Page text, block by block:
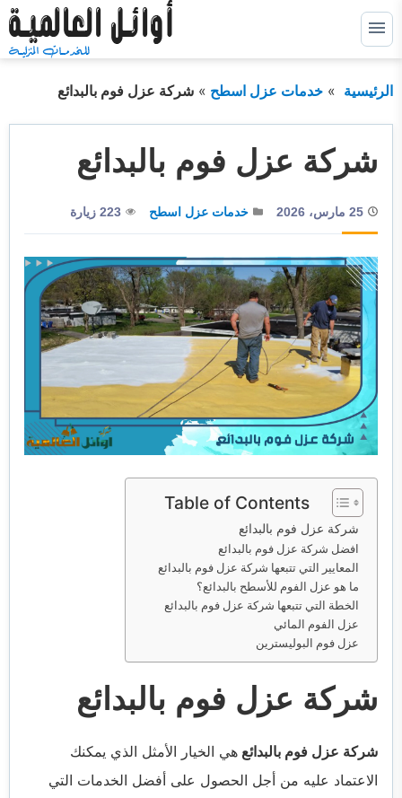
التجاوز
إلى القائمة
عن:
ابحث
خدمات كشف التسربات
القائمة
الفرعية
خدمات عزل خزانات
الفرعية
خدمات عزل اسطح
القائمة
خدمات عزل فومتوسيع
القائمة
الفرعية
خدمات الترميم
خدمات التسليك
خدمات التنظيف
خدمات مكافحة الحشرات
خدمات نقل اثاث
الرئيسية خدمات عزل اسطح شركة عزل فوم بالبدائع
شركة عزل فوم بالبدائع
25 مارس، 2026 خدمات عزل اسطح 223 زيارة
Table of Contents
شركة عزل فوم بالبدائع
افضل شركة عزل فوم بالبدائع
المعايير التي تتبعها شركة عزل فوم بالبدائع
ما هو عزل الفوم للأسطح بالبدائع؟
الخطة التي تتبعها شركة عزل فوم بالبدائع
عزل الفوم المائي
عزل فوم البوليسترين
شركة عزل فوم بالبدائع
شركة عزل فوم بالبدائع هي الخيار الأمثل الذي يمكنك
الاعتماد عليه من أجل الحصول على أفضل الخدمات التي